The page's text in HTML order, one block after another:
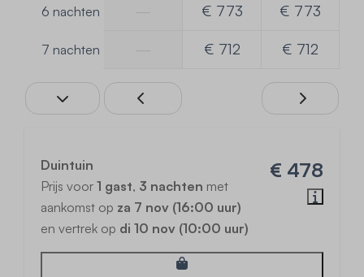
6 nachten € 773 € 773
7 nachten € 712 € 712
€ 478
Duintuin
Prijs voor 1 gast, 3 nachten met
aankomst op za 7 nov (16:00 uur)
en vertrek op di 10 nov (10:00 uur)